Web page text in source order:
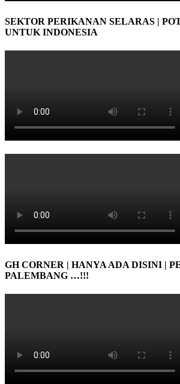
SEKTOR PERIKANAN SELARAS |
UNTUK INDONESIA
GH CORNER | HANYA ADA DISINI |
PALEMBANG …!!!